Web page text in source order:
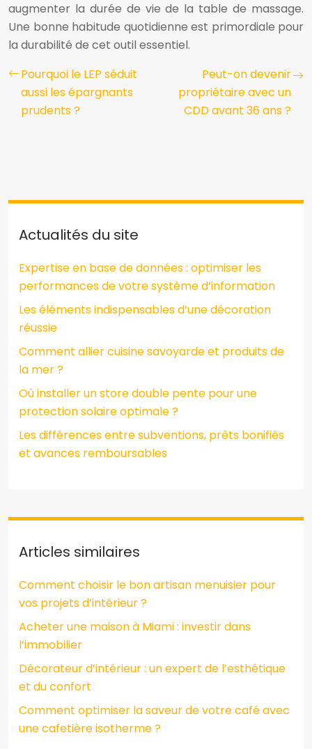
augmenter la durée de vie de la table de massage.
Une bonne habitude quotidienne est primordiale pour
la durabilité de cet outil essentiel.
Pourquoi le LEP séduit
aussi les épargnants
prudents ?
Peut-on devenir
propriétaire avec un
CDD avant 36 ans ?
Actualités du site
Expertise en base de données : optimiser les
performances de votre système d’information
Les éléments indispensables d’une décoration
réussie
Comment allier cuisine savoyarde et produits de
la mer ?
Où installer un store double pente pour une
protection solaire optimale ?
Les différences entre subventions, prêts bonifiés
et avances remboursables
Articles similaires
Comment choisir le bon artisan menuisier pour
vos projets d’intérieur ?
Acheter une maison à Miami : investir dans
l’immobilier
Décorateur d’intérieur : un expert de l’esthétique
et du confort
Comment optimiser la saveur de votre café avec
une cafetière isotherme ?